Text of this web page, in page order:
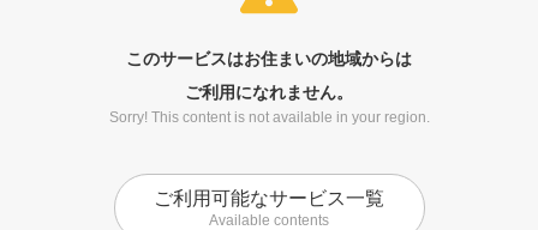
このサービスはお住まいの地域からは
ご利用になれません。
Sorry! This content is not available in your region.
ご利用可能なサービス一覧
Available contents